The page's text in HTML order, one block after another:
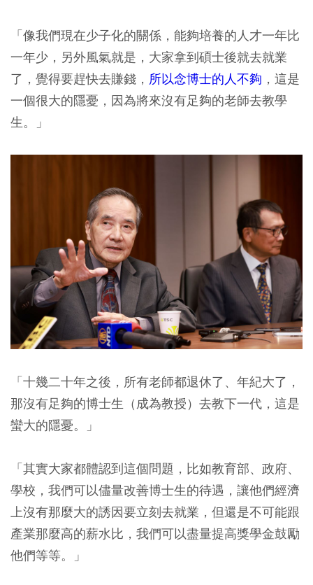
「像我們現在少子化的關係，能夠培養的人才一年比
一年少，另外風氣就是，大家拿到碩士後就去就業
了，覺得要趕快去賺錢， 所以念博士的人不夠 ，這是
一個很大的隱憂，因為將來沒有足夠的老師去教學
生。」
「十幾二十年之後，所有老師都退休了、年紀大了，
那沒有足夠的博士生（成為教授）去教下一代，這是
蠻大的隱憂。」
「其實大家都體認到這個問題，比如教育部、政府、
學校，我們可以儘量改善博士生的待遇，讓他們經濟
上沒有那麼大的誘因要立刻去就業，但還是不可能跟
產業那麼高的薪水比，我們可以盡量提高獎學金鼓勵
他們等等。」